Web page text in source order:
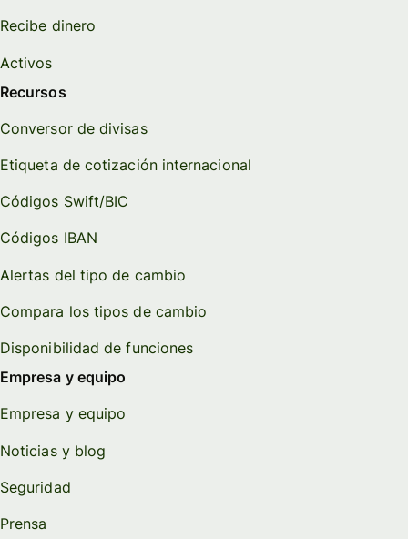
Recibe dinero
Activos
Recursos
Conversor de divisas
Etiqueta de cotización internacional
Códigos Swift/BIC
Códigos IBAN
Alertas del tipo de cambio
Compara los tipos de cambio
Disponibilidad de funciones
Empresa y equipo
Empresa y equipo
Noticias y blog
Seguridad
Prensa